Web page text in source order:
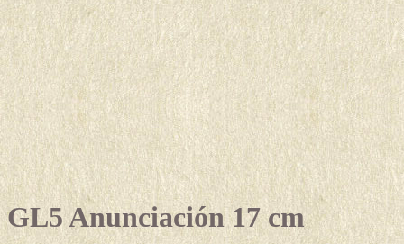
GL5 Anunciación 17 cm